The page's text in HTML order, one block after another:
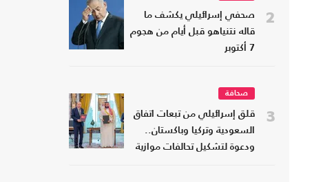
2
صحفي إسرائيلي يكشف ما
قاله نتنياهو قبل أيام من هجوم
7 أكتوبر
3
صحافة
قلق إسرائيلي من تبعات اتفاق
السعودية وتركيا وباكستان..
ودعوة لتشكيل تحالفات موازية